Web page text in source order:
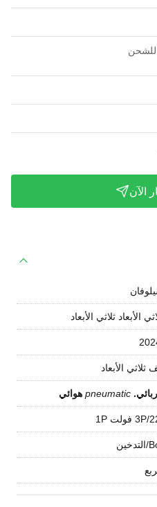
الآن
الأبعاد ثلاثي الأبعاد
ثلاثي الأبعاد
pneumatic هوائي